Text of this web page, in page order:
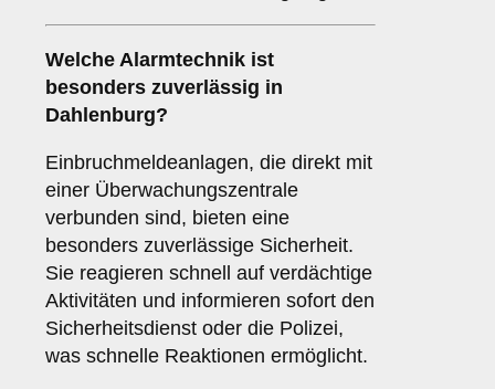
Welche Alarmtechnik ist
besonders zuverlässig in
Dahlenburg?
Einbruchmeldeanlagen, die direkt mit
einer Überwachungszentrale
verbunden sind, bieten eine
besonders zuverlässige Sicherheit.
Sie reagieren schnell auf verdächtige
Aktivitäten und informieren sofort den
Sicherheitsdienst oder die Polizei,
was schnelle Reaktionen ermöglicht.